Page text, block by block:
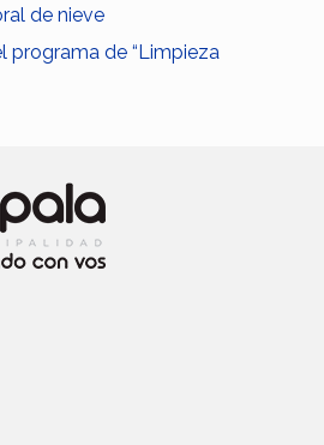
de nieve
programa de “Limpieza